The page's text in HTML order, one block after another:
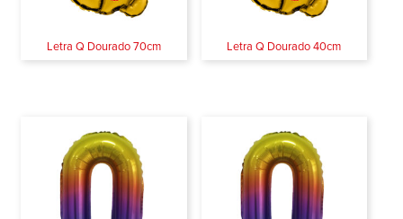
Letra Q Dourado 70cm Letra Q Dourado 40cm